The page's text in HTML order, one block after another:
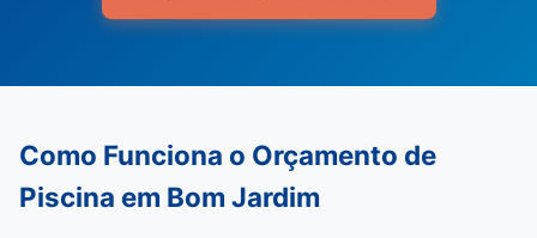
Como Funciona o Orçamento de
Piscina em Bom Jardim